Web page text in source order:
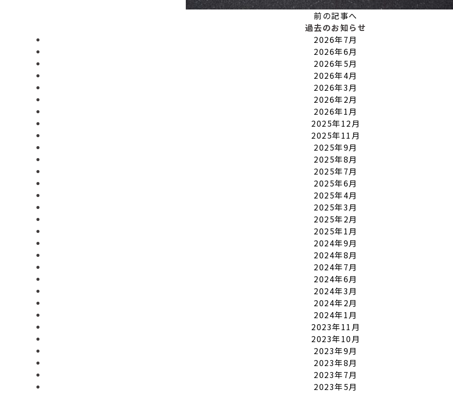
前の記事へ
過去のお知らせ
2026年7月
2026年6月
2026年5月
2026年4月
2026年3月
2026年2月
2026年1月
2025年12月
2025年11月
2025年9月
2025年8月
2025年7月
2025年6月
2025年4月
2025年3月
2025年2月
2025年1月
2024年9月
2024年8月
2024年7月
2024年6月
2024年3月
2024年2月
2024年1月
2023年11月
2023年10月
2023年9月
2023年8月
2023年7月
2023年5月